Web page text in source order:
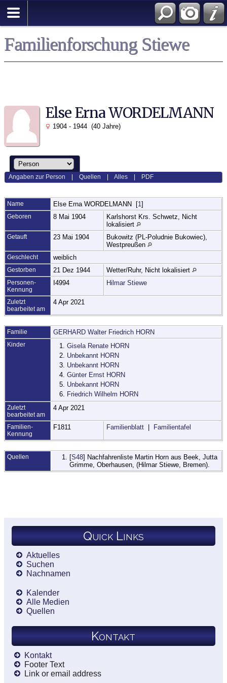
Familienforschung Stiewe
Else Erna WORDELMANN
1904 - 1944 (40 Jahre)
Angaben zur Person |Quellen |Alles PDF
Name Else Erna WORDELMANN [1 ]
Geboren 8 Mai 1904
Karlshorst Krs. Schwetz, Nicht
lokalisiert
Getauft 23 Mai 1904
Bukowitz (PL-Poludnie Bukowiec),
Westpreußen
Geschlecht weiblich
Gestorben 21 Dez 1944 Wetter/Ruhr, Nicht lokalisiert
Personen-
Kennung
I4994 Hilmar Stiewe
Zuletzt
bearbeitet am
4 Apr 2021
Familie GERHARD Walter Friedrich HORN
Kinder 1. Gisela Renate HORN
2. Unbekannt HORN
3. Unbekannt HORN
4. Günter Ernst HORN
5. Unbekannt HORN
6.
Friedrich Wilhelm HORN
Zuletzt
bearbeitet am
4 Apr 2021
Familien-
Kennung
F1811 Familienblatt Familientafel
Quellen [S48] Nachfahrenliste Martin Horn aus Beek, Jutta
Grimme, Oberhausen, (Hilmar Stiewe, Bremen).
Quick Links
Aktuelles
Suchen
Nachnamen
Kalender
Alle Medien
Quellen
Kontakt
Kontakt
Footer Text
Link or email address